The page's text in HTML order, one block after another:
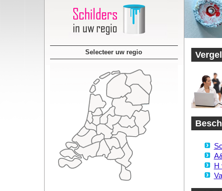
Selecteer uw regio
H